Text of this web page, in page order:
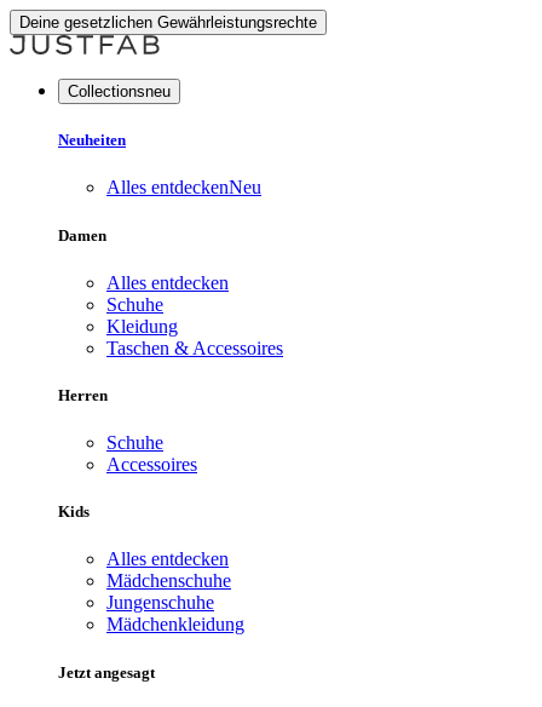
Deine gesetzlichen Gewährleistungsrechte
Collectionsneu
Neuheiten
Alles entdeckenNeu
Damen
Alles entdecken
Schuhe
Kleidung
Taschen & Accessoires
Herren
Schuhe
Accessoires
Kids
Alles entdecken
Mädchenschuhe
Jungenschuhe
Mädchenkleidung
Jetzt angesagt